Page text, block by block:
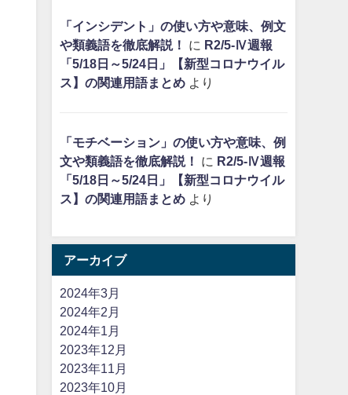
「インシデント」の使い方や意味、例文
や類義語を徹底解説！
に R2/5-Ⅳ週報
「5/18日～5/24日」【新型コロナウイル
ス】の関連用語まとめより
「モチベーション」の使い方や意味、例
文や類義語を徹底解説！
に R2/5-Ⅳ週報
「5/18日～5/24日」【新型コロナウイル
ス】の関連用語まとめより
アーカイブ
2024年3月
2024年2月
2024年1月
2023年12月
2023年11月
2023年10月